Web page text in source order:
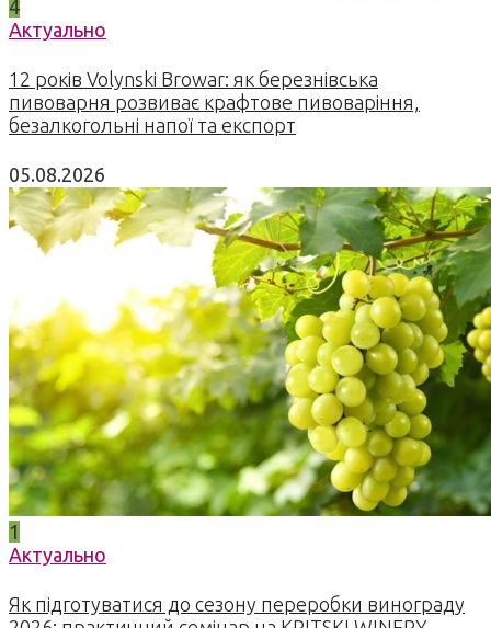
4
Актуально
12 років Volynski Browar: як березнівська
пивоварня розвиває крафтове пивоваріння,
безалкогольні напої та експорт
05.08.2026
1
Актуально
Як підготуватися до сезону переробки винограду